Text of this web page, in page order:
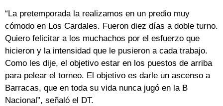
“La pretemporada la realizamos en un predio muy
cómodo en Los Cardales. Fueron diez días a doble turno.
Quiero felicitar a los muchachos por el esfuerzo que
hicieron y la intensidad que le pusieron a cada trabajo.
Como les dije, el objetivo estar en los puestos de arriba
para pelear el torneo. El objetivo es darle un ascenso a
Barracas, que en toda su vida nunca jugó en la B
Nacional”, señaló el DT.